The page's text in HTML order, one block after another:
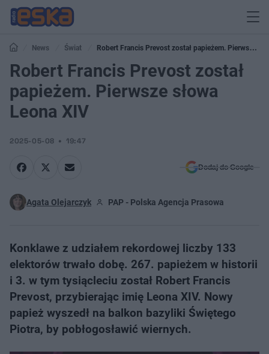
News Świat
Robert Francis Prevost został papieżem. Pierwsze
słowa Leona XIV
Robert Francis Prevost został
papieżem. Pierwsze słowa
Leona XIV
2025-05-08 19:47
Dodaj do Google
Agata Olejarczyk PAP - Polska Agencja Prasowa
Konklawe z udziałem rekordowej liczby 133
elektorów trwało dobę. 267. papieżem w historii
i 3. w tym tysiącleciu został Robert Francis
Prevost, przybierając imię Leona XIV. Nowy
papież wyszedł na balkon bazyliki Świętego
Piotra, by pobłogosławić wiernych.